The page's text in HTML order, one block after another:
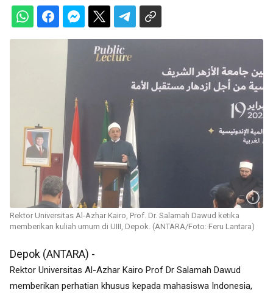
Rektor Universitas Al-Azhar Kairo, Prof. Dr. Salamah Dawud ketika
memberikan kuliah umum di UIII, Depok. (ANTARA/Foto: Feru Lantara)
Depok (ANTARA) -
Rektor Universitas Al-Azhar Kairo Prof Dr Salamah Dawud
memberikan perhatian khusus kepada mahasiswa Indonesia,